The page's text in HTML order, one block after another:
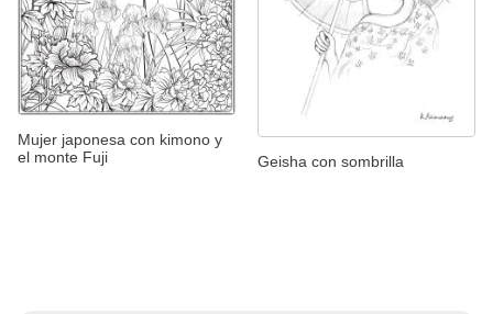
Mujer japonesa con kimono y
el monte Fuji
Geisha con sombrilla